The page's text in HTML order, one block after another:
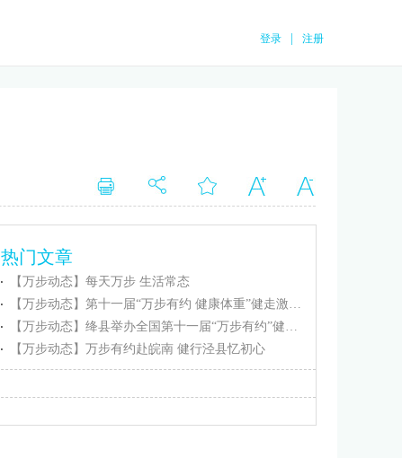
登录 注册
热门文章
【万步动态】每天万步 生活常态
【万步动态】第十一届“万步有约 健康体重”健走激励大赛忻州保德赛区正式启动
【万步动态】绛县举办全国第十一届“万步有约”健走激励大赛（绛县赛区）启动仪式
【万步动态】万步有约赴皖南 健行泾县忆初心